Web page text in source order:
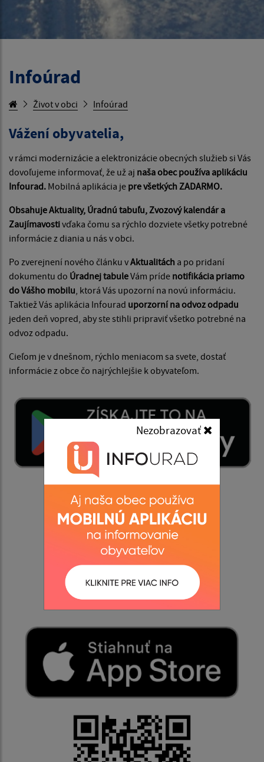
Nezobrazovať
Infoúrad
Život v obci Infoúrad
Vážení obyvatelia,
v rámci modernizácie a elektronizácie obecných služieb si Vás
dovoľujeme informovať, že už aj naša obec používa aplikáciu
Infourad. Mobilná aplikácia je pre všetkých ZADARMO.
Obsahuje Aktuality, Úradnú tabuľu, Zvozový kalendár a
Zaujímavostivďaka čomu sa rýchlo dozviete všetky potrebné
informácie z diania u nás v obci.
Po zverejnení nového článku vAktualitách a po pridaní
dokumentu do Úradnej tabuleVám príde notifikácia priamo
do Vášho mobilu, ktorá Vás upozorní na novú informáciu.
Taktiež Vás aplikácia Infourad uporzorní na odvoz odpadu
jeden deň vopred, aby ste stihli pripraviť všetko potrebné na
odvoz odpadu.
Cieľom je v dnešnom, rýchlo meniacom sa svete, dostať
informácie z obce čo najrýchlejšie k obyvateľom.